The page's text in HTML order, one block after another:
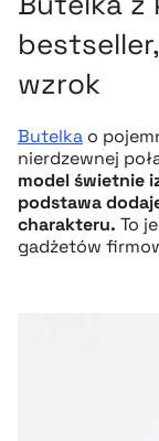
wzrok
Butelka o
nierdzewnej
model świetnie
podstawa
charakteru. To
gadżetów